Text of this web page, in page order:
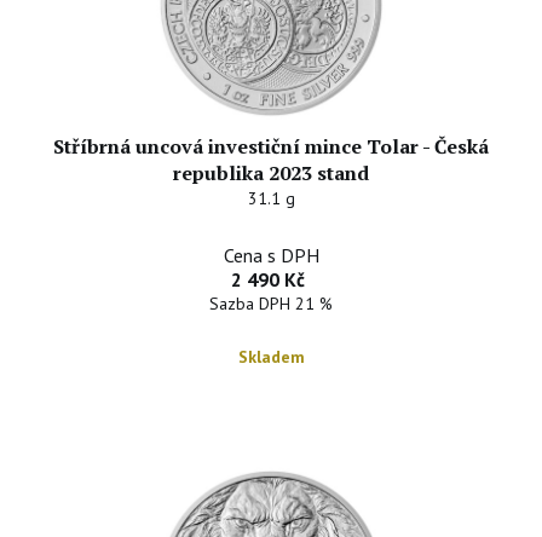
Stříbrná uncová investiční mince Tolar - Česká
republika 2023 stand
31.1 g
Cena s DPH
2 490 Kč
Sazba DPH 21 %
Skladem